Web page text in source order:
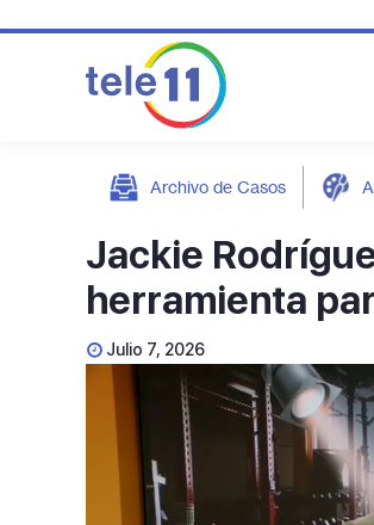
Archivo de Casos
Jackie
herramienta
Julio 7, 2026